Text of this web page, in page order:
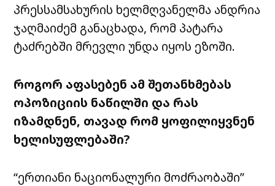
პრესსამსახურის ხელმღვანელმა ანდრია
ჯაღმაიძემ განაცხადა, რომ პატარა
ტაძრებში მრევლი უნდა იყოს ეზოში.
როგორ აფასებენ ამ შეთანხმებას
ოპოზიციის ნაწილში და რას
იზამდნენ, თავად რომ ყოფილიყვნენ
ხელისუფლებაში?
“ერთიანი ნაციონალური მოძრაობაში”